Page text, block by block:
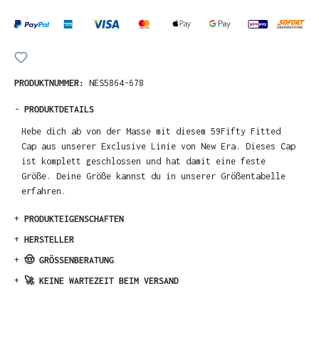
PRODUKTNUMMER: NES5864-678
- PRODUKTDETAILS
Hebe dich ab von der Masse mit diesem 59Fifty Fitted
Cap aus unserer Exclusive Linie von New Era. Dieses Cap
ist komplett geschlossen und hat damit eine feste
Größe. Deine Größe kannst du in unserer Größentabelle
erfahren.
+ PRODUKTEIGENSCHAFTEN
+ HERSTELLER
+ 🤠 GRÖSSENBERATUNG
+ 🚀 KEINE WARTEZEIT BEIM VERSAND